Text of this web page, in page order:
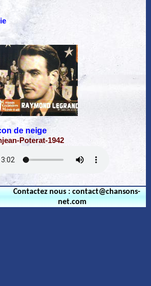
de neige
Poterat-1942
Contactez nous : contact@chansons-
net.com